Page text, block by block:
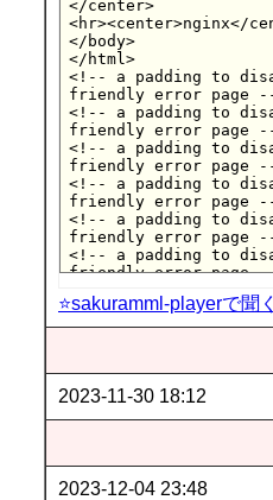
⭐sakuramml-playerで聞く
2023-11-30 18:12
2023-12-04 23:48